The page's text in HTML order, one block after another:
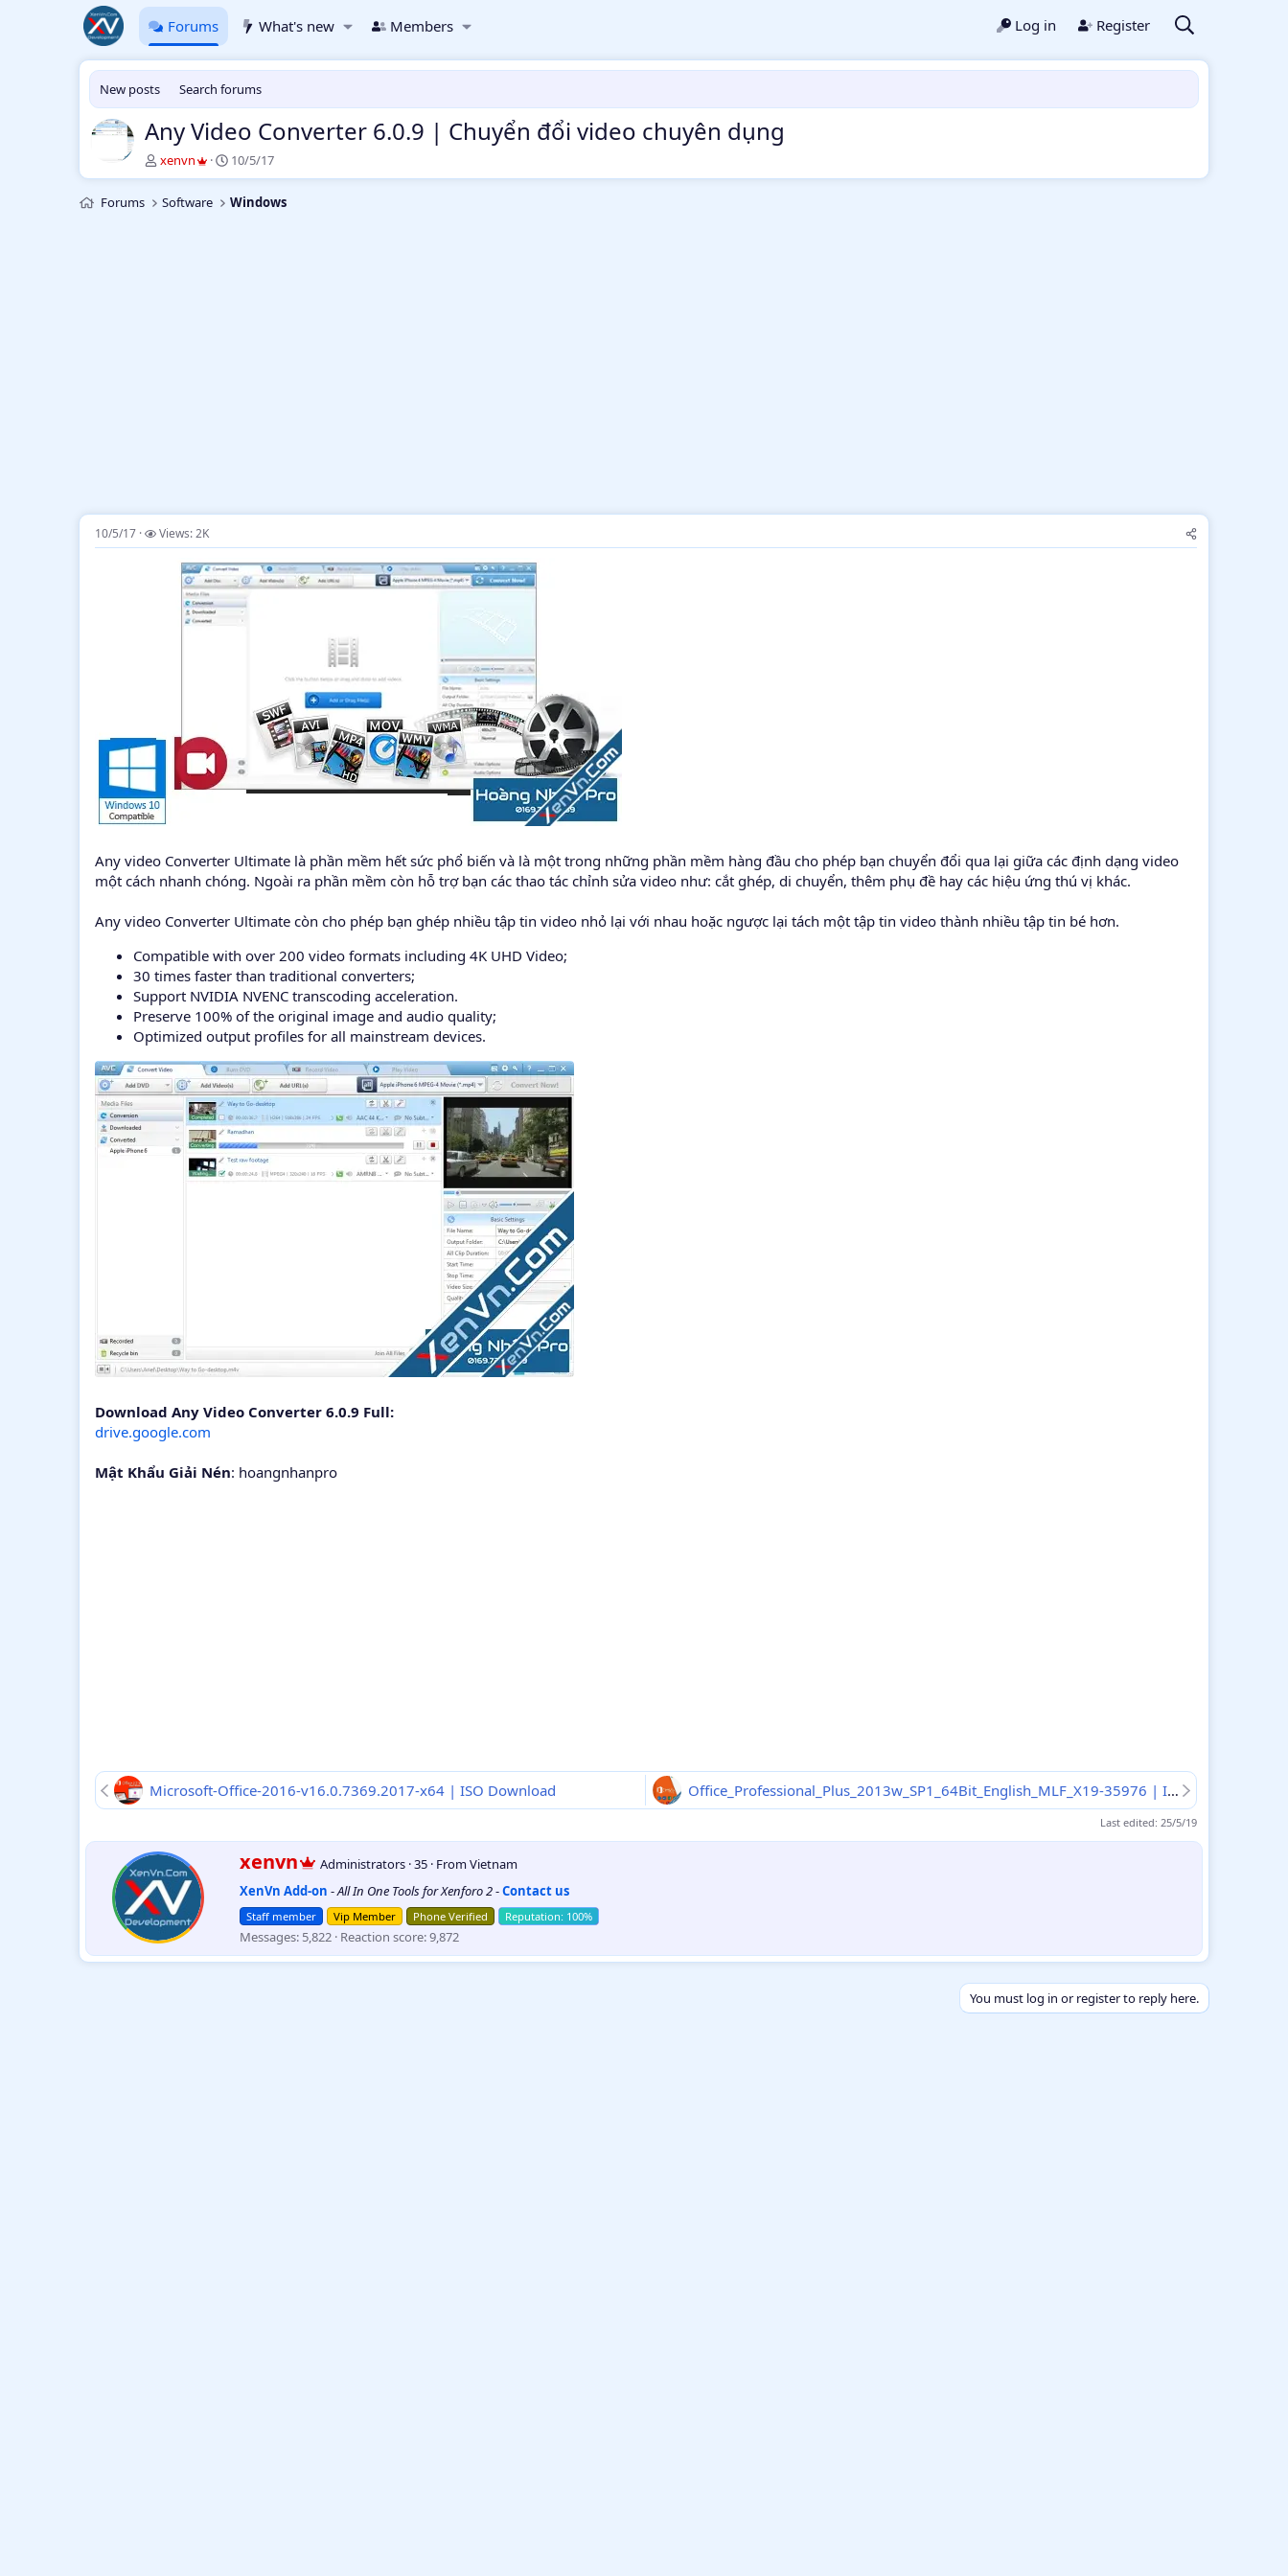
Forums What's new Members Log in Register
New posts Search forums
Any Video Converter 6.0.9 | Chuyển đổi video chuyên dụng
T
h
e
xenvn
S
t
a
r
10/5/17
Forums Software Windows
10/5/17 Views: 2K
Any video Converter Ultimate là phần mềm hết sức phổ biến và là một trong những phần mềm hàng đầu cho phép bạn chuyển đổi qua lại giữa các định dạng video
một cách nhanh chóng. Ngoài ra phần mềm còn hỗ trợ bạn các thao tác chỉnh sửa video như: cắt ghép, di chuyển, thêm phụ đề hay các hiệu ứng thú vị khác.
Any video Converter Ultimate còn cho phép bạn ghép nhiều tập tin video nhỏ lại với nhau hoặc ngược lại tách một tập tin video thành nhiều tập tin bé hơn.
Compatible with over 200 video formats including 4K UHD Video;
30 times faster than traditional converters;
Support NVIDIA NVENC transcoding acceleration.
Preserve 100% of the original image and audio quality;
Optimized output profiles for all mainstream devices.
Download Any Video Converter 6.0.9 Full:
drive.google.com
Mật Khẩu Giải Nén: hoangnhanpro
Microsoft-Office-2016-v16.0.7369.2017-x64 | ISO Download Office_Professional_Plus_2013w_SP1_64Bit_English_MLF_X19-35976 | ISO Download
Last edited: 25/5/19
W
r
i
t
t
e
n
xenvn Administrators ·35 · FromVietnam
XenVn Add-on -All In One Tools for Xenforo 2-Contact us
Staff member Vip Member Phone Verified
Messages 5,822 Reaction score 9,872
You must log in or register to reply here.